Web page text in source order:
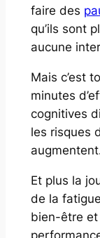
faire des
qu’ils sont
aucune
Mais c’est
minutes
cognitives
les risques
Et plus la
de la
bien-être et